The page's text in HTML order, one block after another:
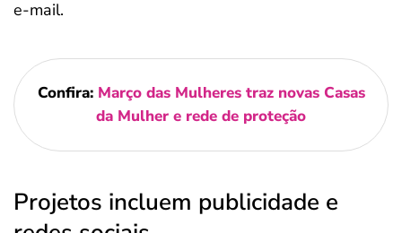
e-mail.
Confira: Março das Mulheres traz novas Casas
da Mulher e rede de proteção
Projetos incluem publicidade e